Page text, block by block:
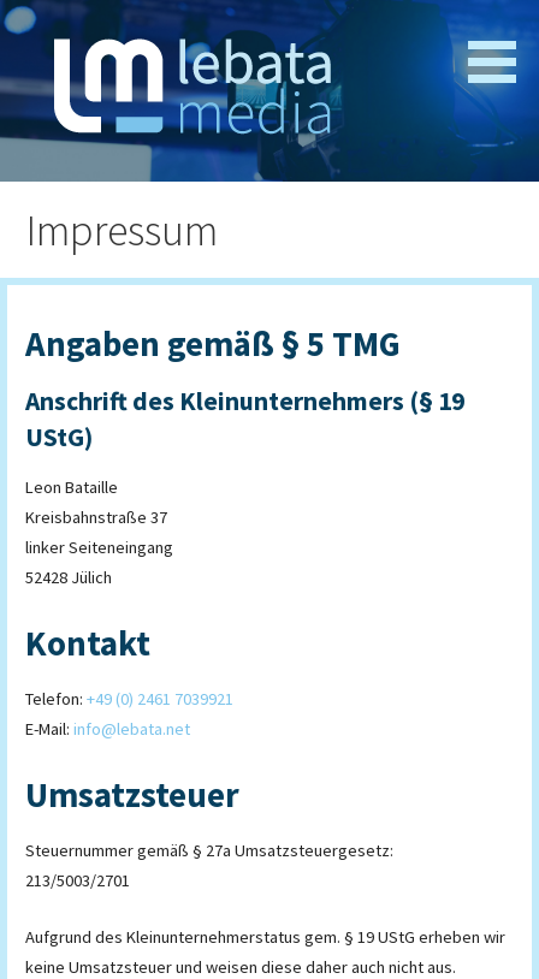
Zum
springen
lebata media
Webseitenentwicklung und Medienproduktion
Impressum
Angaben gemäß § 5 TMG
Anschrift des Kleinunternehmers (§ 19
UStG)
Leon Bataille
Kreisbahnstraße 37
linker Seiteneingang
52428 Jülich
Kontakt
Telefon: +49 (0) 2461 7039921
E-Mail: info@lebata.net
Umsatzsteuer
Steuernummer gemäß § 27a Umsatzsteuergesetz:
213/5003/2701
Aufgrund des Kleinunternehmerstatus gem. § 19 UStG erheben wir
keine Umsatzsteuer und weisen diese daher auch nicht aus.